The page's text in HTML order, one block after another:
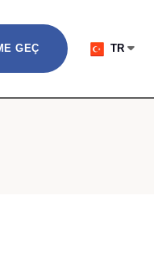
GEÇ TR